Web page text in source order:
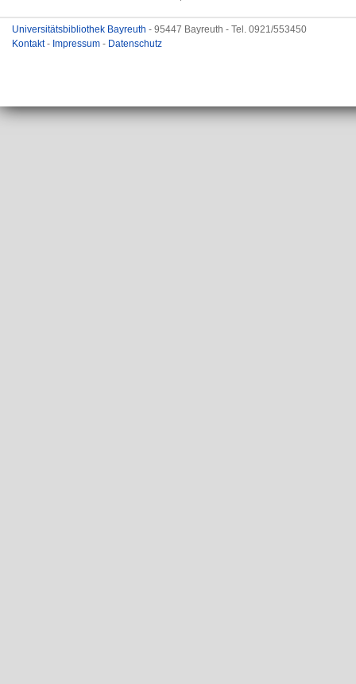
Universitätsbibliothek Bayreuth - 95447 Bayreuth - Tel. 0921/553450
Kontakt- Impressum - Datenschutz